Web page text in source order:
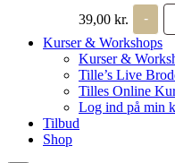
39,00 kr. -
-
Kurser & Workshops
Kurser &
Tille’s Live
Tilles Online
Log ind på min
Tilbud
Shop